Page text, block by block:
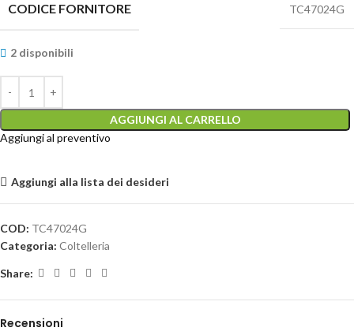
CODICE FORNITORE TC47024G
2 disponibili
AGGIUNGI AL CARRELLO
Aggiungi al preventivo
Aggiungi alla lista dei desideri
COD: TC47024G
Categoria: Coltelleria
Share:
Recensioni